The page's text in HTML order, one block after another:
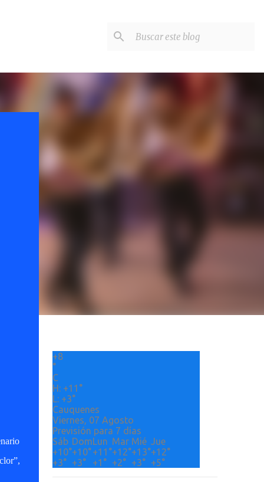
+8
°
C
H: +11°
L: +3°
Cauquenes
Viernes, 07 Agosto
Previsión para 7 días
Sáb DomLun Mar Mié Jue
+10°+10°+11°+12°+13°+12°
+3° +3° +1° +2° +3° +5°